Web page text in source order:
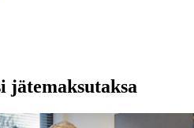
jätemaksutaksa